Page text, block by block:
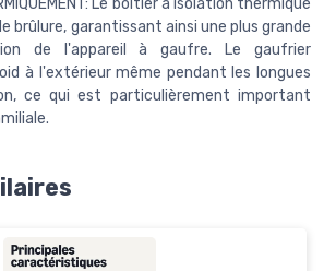
Le boîtier à isolation thermique
brûlure, garantissant ainsi une plus grande
de l'appareil à gaufre. Le gaufrier
à l'extérieur même pendant les longues
ce qui est particulièrement important